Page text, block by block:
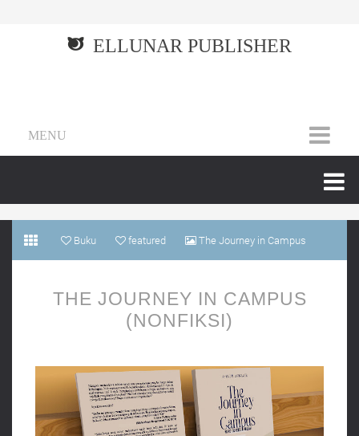
ELLUNAR PUBLISHER
MENU
Buku featured The Journey in Campus
THE JOURNEY IN CAMPUS
(NONFIKSI)